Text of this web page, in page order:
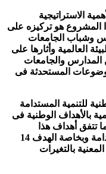
الاستراتيجية
المشروع هو تركيزه على
وشباب الجامعات
العالمية وأثارها على
المدارس والجامعات
المستحدثة فى
للتنمية المستدامة
بالأهداف الوطنية فى
تتفق أهداف هذا
المشروع مع تحقيق أهداف التنمية المستدامة وبخاصة الهدف 14
و15 المعنية بصون الطبيعة والهدف 7 و13 المعنية بالتغيرات